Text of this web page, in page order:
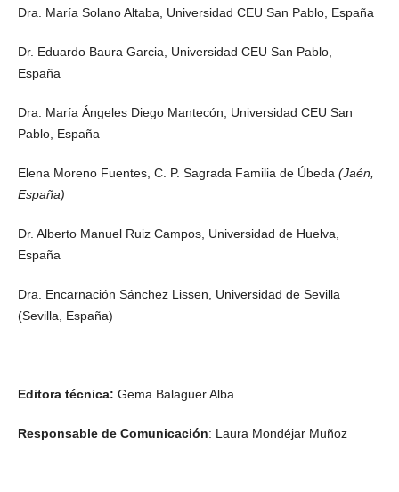
Dra. María Solano Altaba, Universidad CEU San Pablo, España
Dr. Eduardo Baura Garcia, Universidad CEU San Pablo,
España
Dra. María Ángeles Diego Mantecón, Universidad CEU San
Pablo, España
Elena Moreno Fuentes, C. P. Sagrada Familia de Úbeda(Jaén,
España)
Dr. Alberto Manuel Ruiz Campos, Universidad de Huelva,
España
Dra. Encarnación Sánchez Lissen, Universidad de Sevilla
(Sevilla, España)
Editora técnica: Gema Balaguer Alba
Responsable de Comunicación: Laura Mondéjar Muñoz